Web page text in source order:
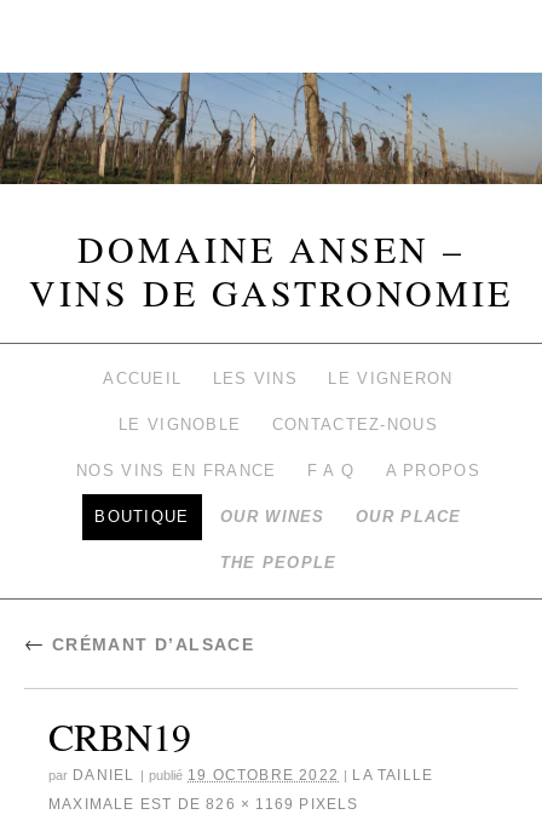
DOMAINE ANSEN –
VINS DE GASTRONOMIE
ACCUEIL LES VINS LE VIGNERON
LE VIGNOBLE CONTACTEZ-NOUS
NOS VINS EN FRANCE F A Q A PROPOS
BOUTIQUE OUR WINES OUR PLACE
THE PEOPLE
← CRÉMANT D’ALSACE
CRBN19
par DANIEL publié 19 OCTOBRE 2022
LA TAILLE
MAXIMALE EST DE826 × 1169 PIXELS